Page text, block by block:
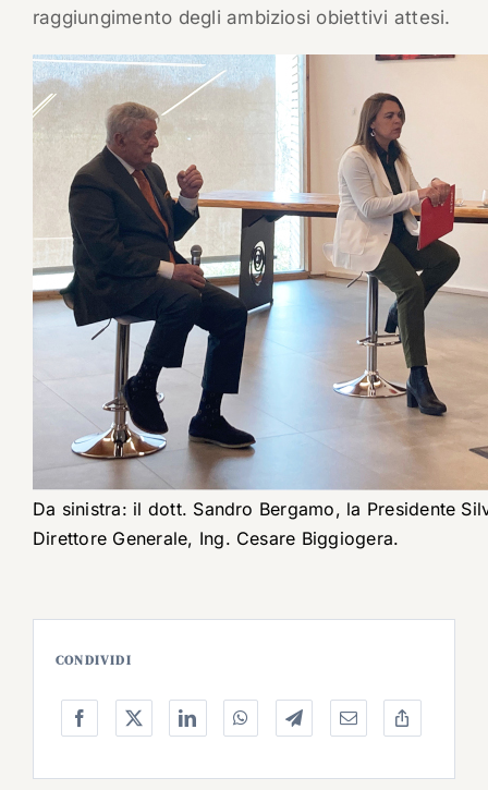
raggiungimento degli ambiziosi obiettivi attesi.
Da sinistra: il dott. Sandro Bergamo, la Presidente
Direttore Generale, Ing. Cesare Biggiogera.
CONDIVIDI